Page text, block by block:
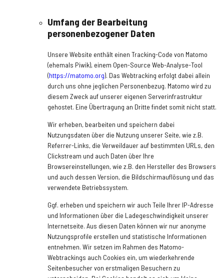
Umfang der Bearbeitung
personenbezogener Daten
Unsere Website enthält einen Tracking-Code von Matomo
(ehemals Piwik), einem Open-Source Web-Analyse-Tool
(https://matomo.org). Das Webtracking erfolgt dabei allein
durch uns ohne jeglichen Personenbezug. Matomo wird zu
diesem Zweck auf unserer eigenen Serverinfrastruktur
gehostet. Eine Übertragung an Dritte findet somit nicht statt.
Wir erheben, bearbeiten und speichern dabei
Nutzungsdaten über die Nutzung unserer Seite, wie z.B.
Referrer-Links, die Verweildauer auf bestimmten URLs, den
Clickstream und auch Daten über Ihre
Browsereinstellungen, wie z.B. den Hersteller des Browsers
und auch dessen Version, die Bildschirmauflösung und das
verwendete Betriebssystem.
Ggf. erheben und speichern wir auch Teile Ihrer IP-Adresse
und Informationen über die Ladegeschwindigkeit unserer
Internetseite. Aus diesen Daten können wir nur anonyme
Nutzungsprofile erstellen und statistische Informationen
entnehmen. Wir setzen im Rahmen des Matomo-
Webtrackings auch Cookies ein, um wiederkehrende
Seitenbesucher von erstmaligen Besuchern zu